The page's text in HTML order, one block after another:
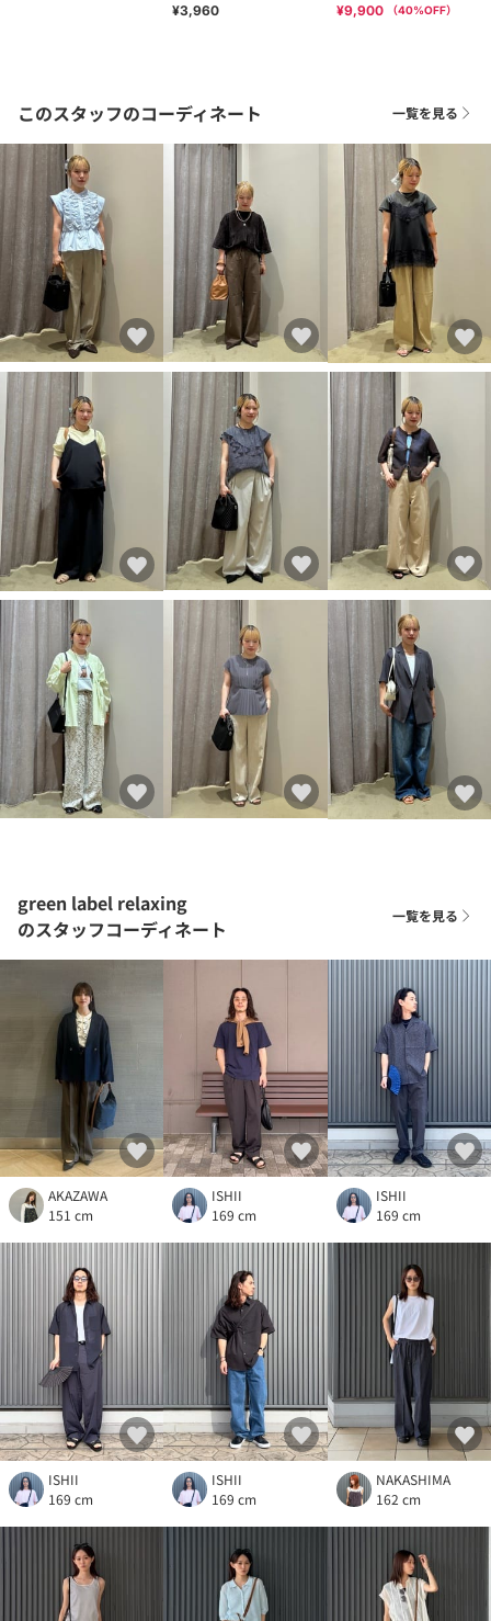
¥3,960 ¥9,900 （40%OFF）
このスタッフのコーディネート 一覧を見る
green label relaxing
のスタッフコーディネート
一覧を見る
AKAZAWA
151 cm
ISHII
169 cm
ISHII
169 cm
ISHII
169 cm
ISHII
169 cm
NAKASHIMA
162 cm